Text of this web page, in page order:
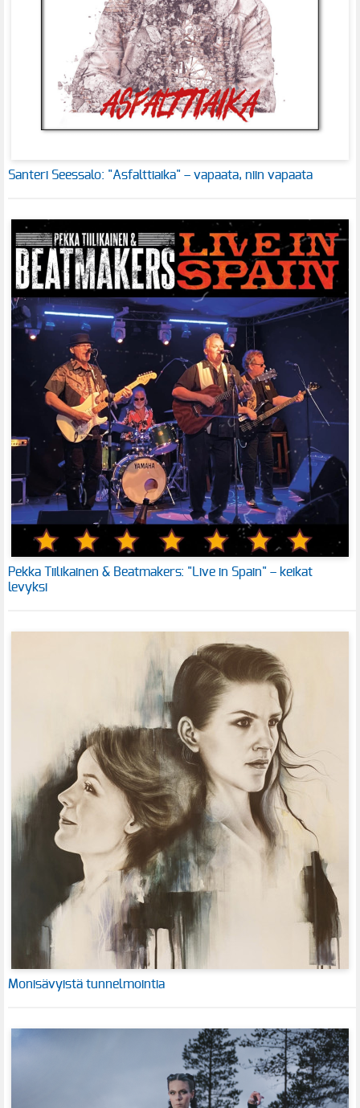
Santeri Seessalo: "Asfalttiaika" – vapaata, niin vapaata
Pekka Tiilikainen & Beatmakers: "Live in Spain" – keikat
levyksi
Monisävyistä tunnelmointia